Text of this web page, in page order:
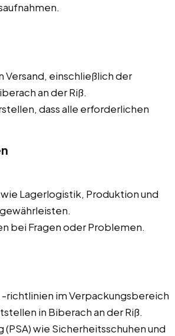
einschließlich der
an der Riß.
dass alle erforderlichen
Lagerlogistik, Produktion und
bei Fragen oder Problemen.
richtlinien im Verpackungsbereich
in Biberach an der Riß.
wie Sicherheitsschuhen und